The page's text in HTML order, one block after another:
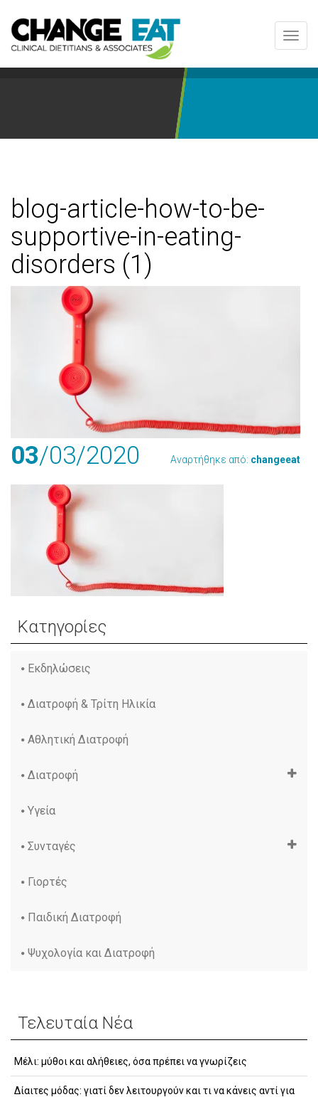
blog-article-how-to-be-
supportive-in-eating-
disorders (1)
03/03/2020 Αναρτήθηκε από: changeeat
Κατηγορίες
Εκδηλώσεις
Διατροφή & Τρίτη Ηλικία
Αθλητική Διατροφή
Διατροφή
Υγεία
Συνταγές
Γιορτές
Παιδική Διατροφή
Ψυχολογία και Διατροφή
Τελευταία Νέα
Μέλι: μύθοι και αλήθειες, όσα πρέπει να γνωρίζεις
Δίαιτες μόδας: γιατί δεν λειτουργούν και τι να κάνεις αντί για